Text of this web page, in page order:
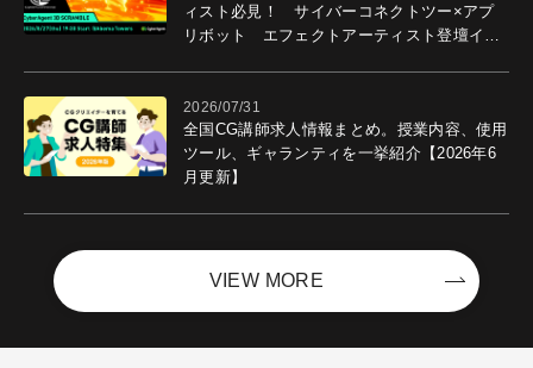
ィスト必見！ サイバーコネクトツー×アプ
リボット エフェクトアーティスト登壇イベ
2026/07/31
全国CG講師求人情報まとめ。授業内容、使用
ツール、ギャランティを一挙紹介【2026年6
月更新】
VIEW MORE